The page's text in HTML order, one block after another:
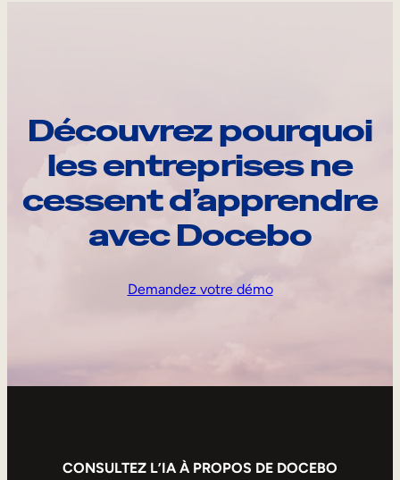
Découvrez pourquoi
les entreprises ne
cessent d’apprendre
avec Docebo
Demandez votre démo
CONSULTEZ L’IA À PROPOS DE DOCEBO